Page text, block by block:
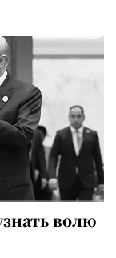
волю